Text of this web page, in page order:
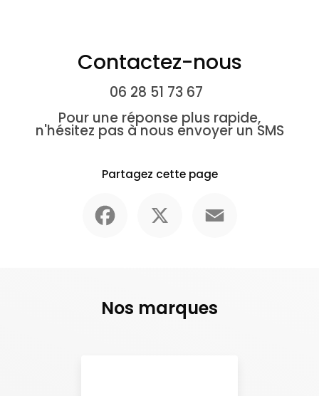
Contactez-nous
06 28 51 73 67
Pour une réponse plus rapide,
n'hésitez pas à nous envoyer un SMS
Partagez cette page
Nos marques